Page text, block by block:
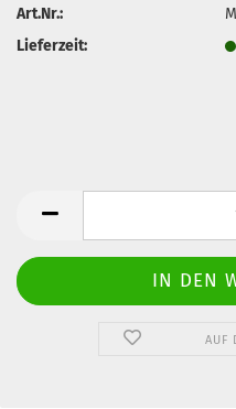
Art.Nr.:
Lieferzeit:
AUF